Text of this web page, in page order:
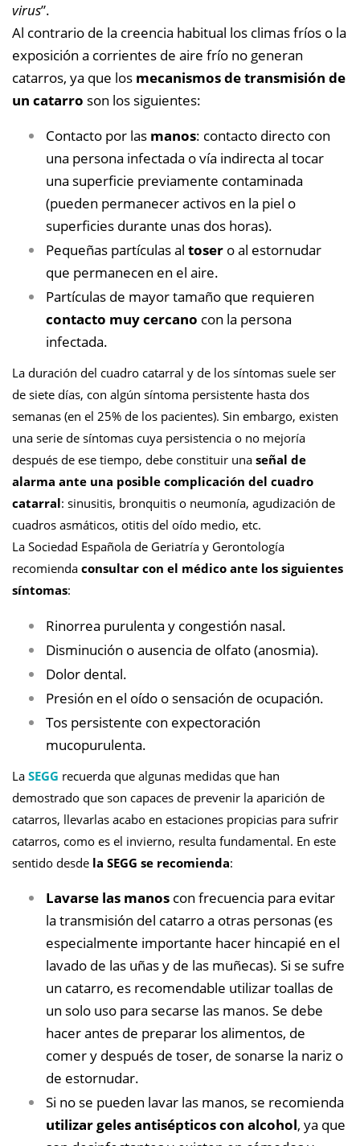
virus”.
Al contrario de la creencia habitual los climas fríos o la
exposición a corrientes de aire frío no generan
catarros, ya que los mecanismos de transmisión de
un catarro son los siguientes:
Contacto por las manos: contacto directo con
una persona infectada o vía indirecta al tocar
una superficie previamente contaminada
(pueden permanecer activos en la piel o
superficies durante unas dos horas).
Pequeñas partículas al toser o al estornudar
que permanecen en el aire.
Partículas de mayor tamaño que requieren
contacto muy cercano con la persona
infectada.
La duración del cuadro catarral y de los síntomas suele ser
de siete días, con algún síntoma persistente hasta dos
semanas (en el 25% de los pacientes). Sin embargo, existen
una serie de síntomas cuya persistencia o no mejoría
después de ese tiempo, debe constituir una señal de
alarma ante una posible complicación del cuadro
catarral: sinusitis, bronquitis o neumonía, agudización de
cuadros asmáticos, otitis del oído medio, etc.
La Sociedad Española de Geriatría y Gerontología
recomienda consultar con el médico ante los siguientes
síntomas:
Rinorrea purulenta y congestión nasal.
Disminución o ausencia de olfato (anosmia).
Dolor dental.
Presión en el oído o sensación de ocupación.
Tos persistente con expectoración
mucopurulenta.
La SEGG recuerda que algunas medidas que han
demostrado que son capaces de prevenir la aparición de
catarros, llevarlas acabo en estaciones propicias para sufrir
catarros, como es el invierno, resulta fundamental. En este
sentido desde la SEGG se recomienda:
Lavarse las manos con frecuencia para evitar
la transmisión del catarro a otras personas (es
especialmente importante hacer hincapié en el
lavado de las uñas y de las muñecas). Si se sufre
un catarro, es recomendable utilizar toallas de
un solo uso para secarse las manos. Se debe
hacer antes de preparar los alimentos, de
comer y después de toser, de sonarse la nariz o
de estornudar.
Si no se pueden lavar las manos, se recomienda
utilizar geles antisépticos con alcohol, ya que